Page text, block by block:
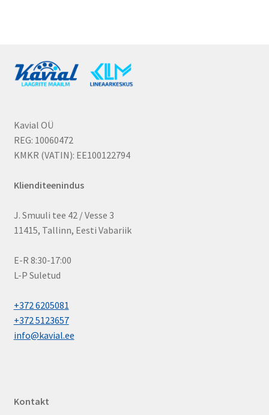
Kavial OÜ
REG: 10060472
KMKR (VATIN): EE100122794
Klienditeenindus
J. Smuuli tee 42 / Vesse 3
11415, Tallinn, Eesti Vabariik
E-R 8:30-17:00
L-P Suletud
+372 6205081
+372 5123657
info@kavial.ee
Kontakt